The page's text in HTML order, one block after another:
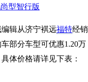
型智行版
辑从济宁褀远福特经销
部分车型可优惠1.20万
体价格请详见下表：